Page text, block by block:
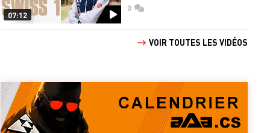
07:12
0commentaires
VOIR TOUTES LES VIDÉOS